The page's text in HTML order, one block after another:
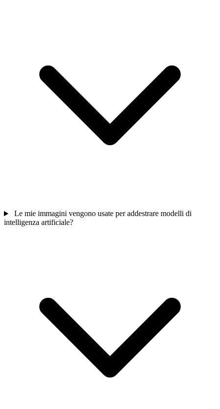
Le mie immagini vengono usate per addestrare modelli di
intelligenza artificiale?